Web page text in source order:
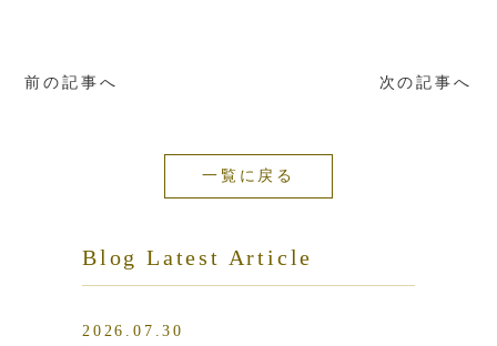
前の記事へ 次の記事へ
一覧に戻る
Blog Latest Article
2026.07.30